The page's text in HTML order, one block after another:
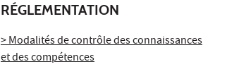
RÉGLEMENTATION
> Modalités de contrôle des connaissances
et des compétences